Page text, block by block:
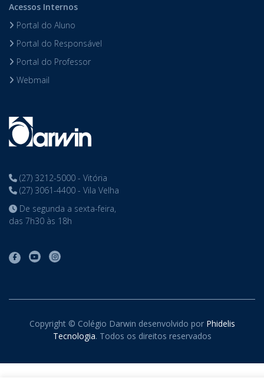
Acessos Internos
Portal do Aluno
Portal do Responsável
Portal do Professor
Webmail
(27) 3212-5000 - Vitória
(27) 3061-4400 - Vila Velha
De segunda a sexta-feira,
das 7h30 às 18h
Copyright © Colégio Darwin desenvolvido por Phidelis
Tecnologia. Todos os direitos reservados